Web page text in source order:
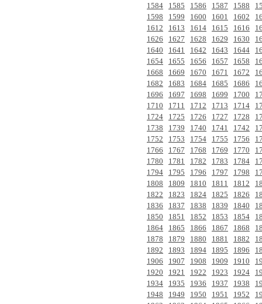
1584
1585 1586 1587 1588
1598
1599 1600 1601 1602
1612
1613 1614 1615 1616
1626
1627 1628 1629 1630
1640
1641 1642 1643 1644
1654
1655 1656 1657 1658
1668
1669 1670 1671 1672
1682
1683 1684 1685 1686
1696
1697 1698 1699 1700
1710
1711 1712 1713 1714
1724
1725 1726 1727 1728
1738
1739 1740 1741 1742
1752
1753 1754 1755 1756
1766
1767 1768 1769 1770
1780
1781 1782 1783 1784
1794
1795 1796 1797 1798
1808
1809 1810 1811 1812
1822
1823 1824 1825 1826
1836
1837 1838 1839 1840
1850
1851 1852 1853 1854
1864
1865 1866 1867 1868
1878
1879 1880 1881 1882
1892
1893 1894 1895 1896
1906
1907 1908 1909 1910
1920
1921 1922 1923 1924
1934
1935 1936 1937 1938
1948
1949 1950 1951 1952